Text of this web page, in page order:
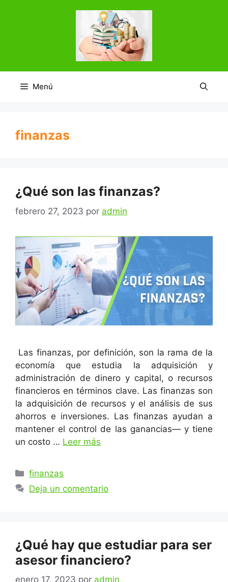
Menú
finanzas
¿Qué son las finanzas?
febrero 27, 2023 por admin
Las finanzas, por definición, son la rama de la
economía que estudia la adquisición y
administración de dinero y capital, o recursos
financieros en términos clave. Las finanzas son
la adquisición de recursos y el análisis de sus
ahorros e inversiones. Las finanzas ayudan a
mantener el control de las ganancias— y tiene
un costo … Leer más
Categorías
finanzas
Deja un comentario
¿Qué hay que estudiar para ser
asesor financiero?
enero 17, 2023 por admin